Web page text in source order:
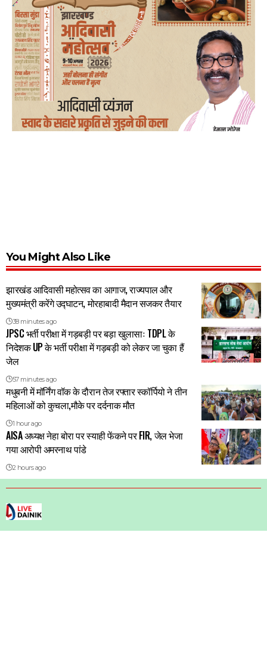
You Might Also Like
झारखंड आदिवासी महोत्सव का आगाज, राज्यपाल और
मुख्यमंत्री करेंगे उद्घाटन, मोरहाबादी मैदान सजकर तैयार
38 minutes ago
JPSC भर्ती परीक्षा में गड़बड़ी पर बड़ा खुलासाः TDPL के
निदेशक UP के भर्ती परीक्षा में गड़बड़ी को लेकर जा चुका हैं
जेल
57 minutes ago
मधुबनी में मॉर्निंग वॉक के दौरान तेज रफ्तार स्कॉर्पियो ने तीन
महिलाओं को कुचला,मौके पर दर्दनाक मौत
1 hour ago
AISA अध्यक्ष नेहा बोरा पर स्याही फेंकने पर FIR, जेल भेजा
गया आरोपी अमरनाथ पांडे
2 hours ago